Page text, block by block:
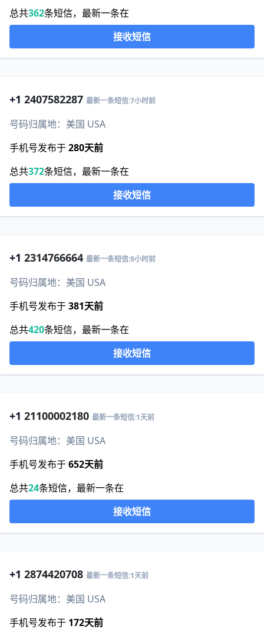
总共362条短信，最新一条在
接收短信
+1 2407582287 最新一条短信:7小时前
号码归属地：美国 USA
手机号发布于280天前
总共372条短信，最新一条在
接收短信
+1 2314766664 最新一条短信:9小时前
号码归属地：美国 USA
手机号发布于381天前
总共420条短信，最新一条在
接收短信
+1 21100002180 最新一条短信:1天前
号码归属地：美国 USA
手机号发布于652天前
总共24条短信，最新一条在
接收短信
+1 2874420708 最新一条短信:1天前
号码归属地：美国 USA
手机号发布于 172天前